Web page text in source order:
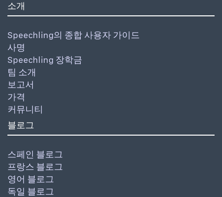
소개
Speechling의 종합 사용자 가이드
사명
Speechling 장학금
팀 소개
보고서
가격
커뮤니티
블로그
스페인 블로그
프랑스 블로그
영어 블로그
독일 블로그